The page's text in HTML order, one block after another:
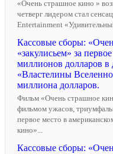
«Очень страшное кино »
четверг лидером стал
Entertainment
Кассовые сборы:
«закулисьем» за
миллионов долларов
«Властелины
миллиона долларов.
Фильм «Очень страшное
фильмом ужасов,
первое место в
кино»...
Кассовые сборы: